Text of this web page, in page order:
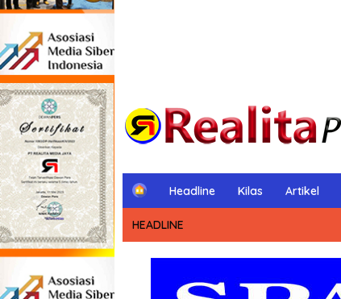
H
m
e
Headline Kilas Artikel
HEADLINE